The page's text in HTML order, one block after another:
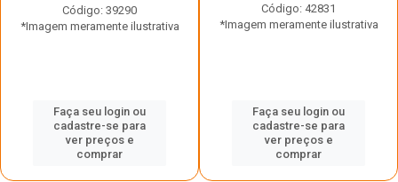
Código: 39290
*Imagem meramente ilustrativa
Faça seu login ou
cadastre-se para
ver preços e
comprar
Código: 42831
*Imagem meramente ilustrativa
Faça seu login ou
cadastre-se para
ver preços e
comprar